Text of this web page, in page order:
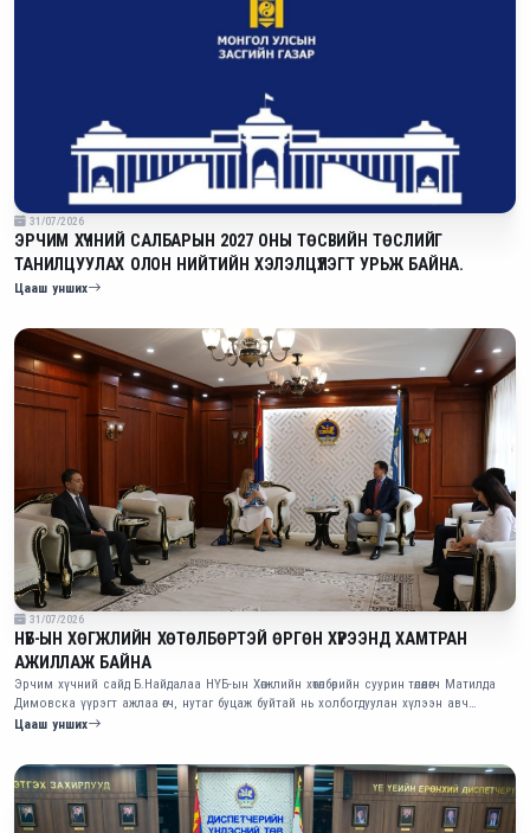
31/07/2026
ЭРЧИМ ХҮЧНИЙ САЛБАРЫН 2027 ОНЫ ТӨСВИЙН ТӨСЛИЙГ
ТАНИЛЦУУЛАХ ОЛОН НИЙТИЙН ХЭЛЭЛЦҮҮЛЭГТ УРЬЖ БАЙНА.
Цааш унших
31/07/2026
НҮБ-ЫН ХӨГЖЛИЙН ХӨТӨЛБӨРТЭЙ ӨРГӨН ХҮРЭЭНД ХАМТРАН
АЖИЛЛАЖ БАЙНА
Эрчим хүчний сайд Б.Найдалаа НҮБ-ын Хөгжлийн хөтөлбөрийн суурин төлөөлөгч Матилда
Димовска үүрэгт ажлаа өгч, нутаг буцаж буйтай нь холбогдуулан хүлээн авч
уулзлаа.
Цааш унших